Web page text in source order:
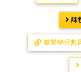
課
畢業學分數